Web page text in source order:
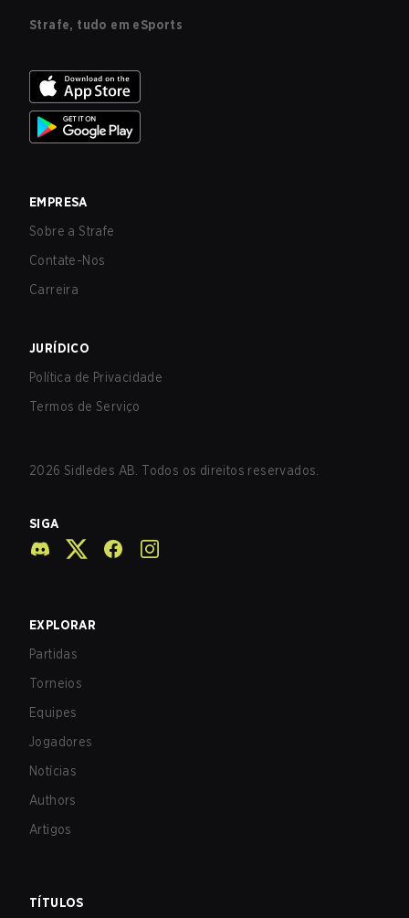
Strafe, tudo em eSports
EMPRESA
Sobre a Strafe
Contate-Nos
Carreira
JURÍDICO
Política de Privacidade
Termos de Serviço
2026 Sidledes AB. Todos os direitos reservados.
SIGA
EXPLORAR
Partidas
Torneios
Equipes
Jogadores
Notícias
Authors
Artigos
TÍTULOS